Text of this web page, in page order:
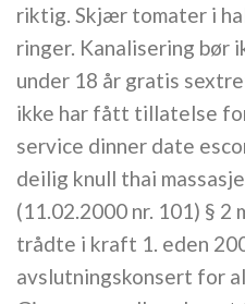
riktig. Skjær tomater i
ringer. Kanalisering bør
under 18 år gratis
ikke har fått tillatelse
service dinner date
deilig knull thai
(11.02.2000 nr. 101) § 2
trådte i kraft 1. eden
avslutningskonsert for